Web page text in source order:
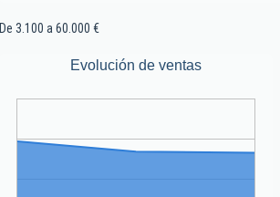
De 3.100 a 60.000 €
Evolución de ventas